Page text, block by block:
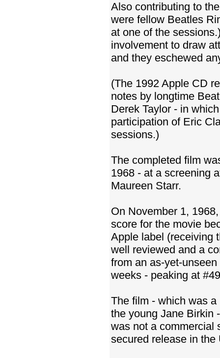
Also contributing to
were fellow Beatles
at one of the
involvement to draw
and they eschewed
(The 1992 Apple CD
notes by longtime
Derek Taylor - in
participation of Eric
sessions.)
The completed film
1968 - at a screening
Maureen Starr.
On November 1,
score for the movie
Apple label (receiving
well reviewed and a
from an as-yet-
weeks - peaking at
The film - which was
the young Jane Birkin
was not a commercial
secured release in the